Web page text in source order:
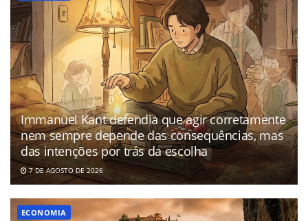
Immanuel Kant defendia que agir corretamente
nem sempre depende das consequências, mas
das intenções por trás da escolha
7 DE AGOSTO DE 2026
ECONOMIA